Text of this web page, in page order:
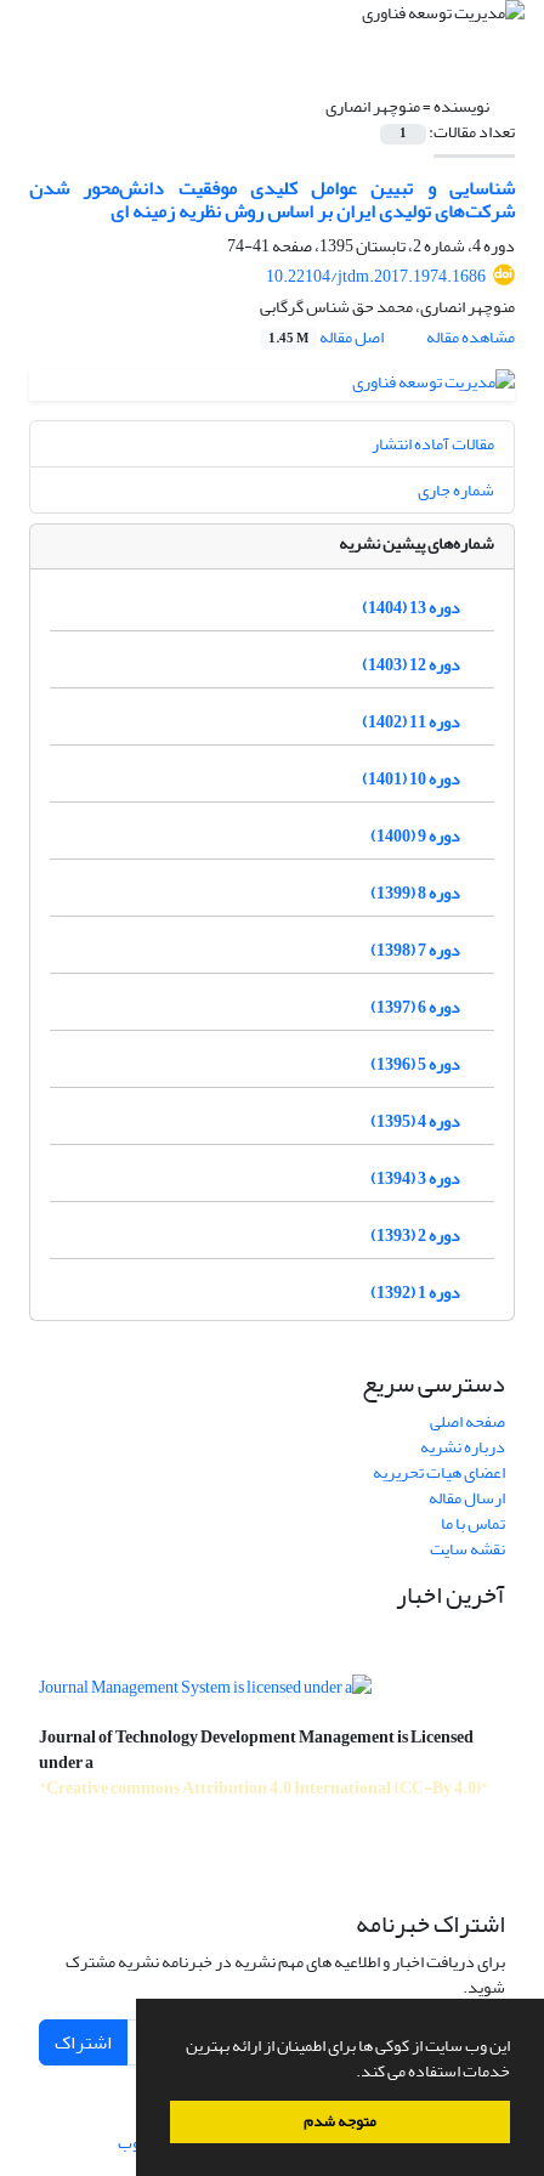
این وب سایت از کوکی ها برای اطمینان از ارائه بهترین
خدمات استفاده می کند.
متوجه شدم
نویسنده =منوچهر انصاری
تعداد مقالات: 1
شناسایی و تبیین عوامل کلیدی موفقیت دانش‌محور شدن
شرکت‌های تولیدی ایران بر اساس روش نظریه زمینه ای
دوره 4، شماره 2، تابستان 1395، صفحه
41-74
10.22104/jtdm.2017.1974.1686
منوچهر انصاری، محمد حق شناس گرگابی
مشاهده مقاله
اصل مقاله 1.45 M
مقالات آماده انتشار
شماره جاری
شماره‌های پیشین نشریه
دوره 13 (1404)
دوره 12 (1403)
دوره 11 (1402)
دوره 10 (1401)
دوره 9 (1400)
دوره 8 (1399)
دوره 7 (1398)
دوره 6 (1397)
دوره 5 (1396)
دوره 4 (1395)
دوره 3 (1394)
دوره 2 (1393)
دوره 1 (1392)
دسترسی سریع
صفحه اصلی
درباره نشریه
اعضای هیات تحریریه
ارسال مقاله
تماس با ما
نقشه سایت
آخرین اخبار
Journal of Technology Development Management is Licensed
under a
"Creative commons Attribution 4.0 International (CC-By 4.0)"
اشتراک خبرنامه
برای دریافت اخبار و اطلاعیه های مهم نشریه در خبرنامه نشریه مشترک
شوید.
اشتراک
سامانه مدیریت نشریات علمی.طراحی و پیاده سازی از سیناوب